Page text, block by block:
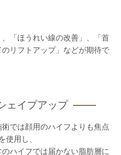
、「ほうれい線の改善」、「首
リフトアップ」などが期待で
ェイプアップ
では顔用のハイフよりも焦点
用し、
ハイフでは届かない脂肪層に